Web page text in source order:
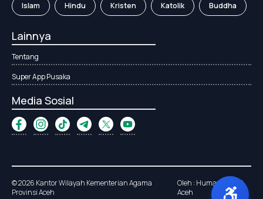
Islam Hindu Kristen Katolik Buddha
Lainnya
Tentang
Super App Pusaka
Media Sosial
© 2026 Kantor Wilayah Kementerian Agama
Provinsi Aceh
Oleh : Humas Kanwil
Aceh